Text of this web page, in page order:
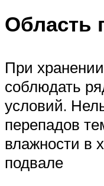
Область
При
соблюдать
условий.
перепадов
влажности в
подвале